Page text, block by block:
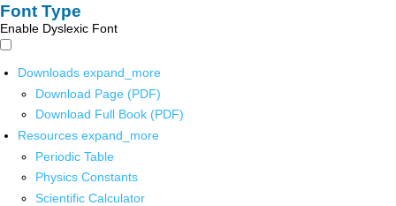
Font Type
Enable Dyslexic Font
Downloads expand_more
Download Page (PDF)
Download Full Book (PDF)
Resources expand_more
Periodic Table
Physics Constants
Scientific Calculator